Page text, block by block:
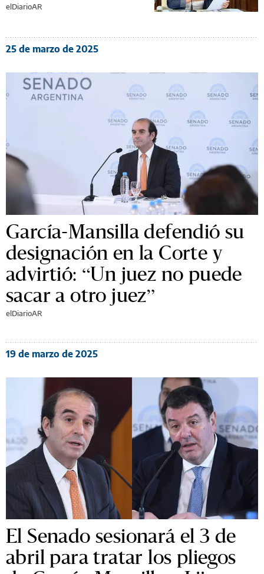
elDiarioAR
25 de marzo de 2025
García-Mansilla defendió su
designación en la Corte y
advirtió: “Un juez no puede
sacar a otro juez”
elDiarioAR
19 de marzo de 2025
El Senado sesionará el 3 de
abril para tratar los pliegos